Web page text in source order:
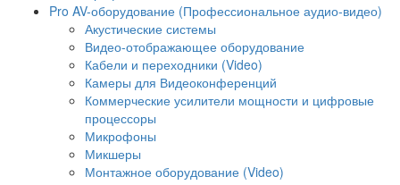
Pro AV-оборудование (Профессиональное аудио-видео)
Акустические системы
Видео-отображающее оборудование
Кабели и переходники (Video)
Камеры для Видеоконференций
Коммерческие усилители мощности и цифровые
процессоры
Микрофоны
Микшеры
Монтажное оборудование (Video)